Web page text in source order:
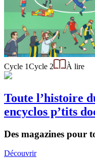
Cycle 1Cycle 2 À lire
Toute l’histoire
encyclos p’tits
Des magazines pour
Découvrir